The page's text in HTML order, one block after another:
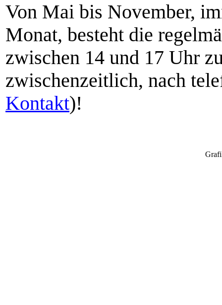
Von Mai bis November,
Monat, besteht die
zwischen 14 und 17 Uhr
zwischenzeitlich, nach
Kontakt)!